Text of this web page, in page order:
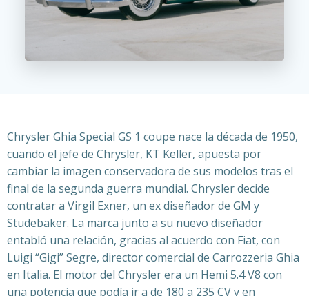
Chrysler Ghia Special GS 1 coupe nace la década de 1950,
cuando el jefe de Chrysler, KT Keller, apuesta por
cambiar la imagen conservadora de sus modelos tras el
final de la segunda guerra mundial. Chrysler decide
contratar a Virgil Exner, un ex diseñador de GM y
Studebaker. La marca junto a su nuevo diseñador
entabló una relación, gracias al acuerdo con Fiat, con
Luigi “Gigi” Segre, director comercial de Carrozzeria Ghia
en Italia. El motor del Chrysler era un Hemi 5.4 V8 con
una potencia que podía ir a de 180 a 235 CV y en